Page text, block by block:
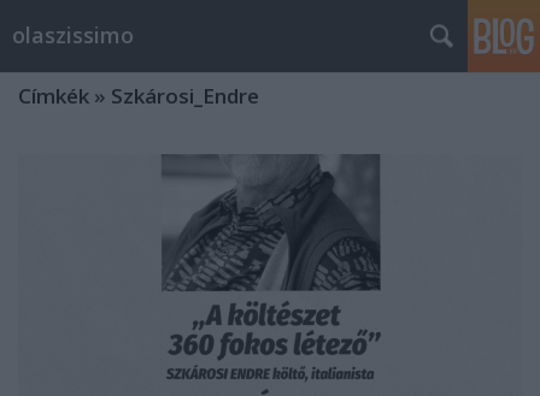
olaszissimo
Címkék » Szkárosi_Endre